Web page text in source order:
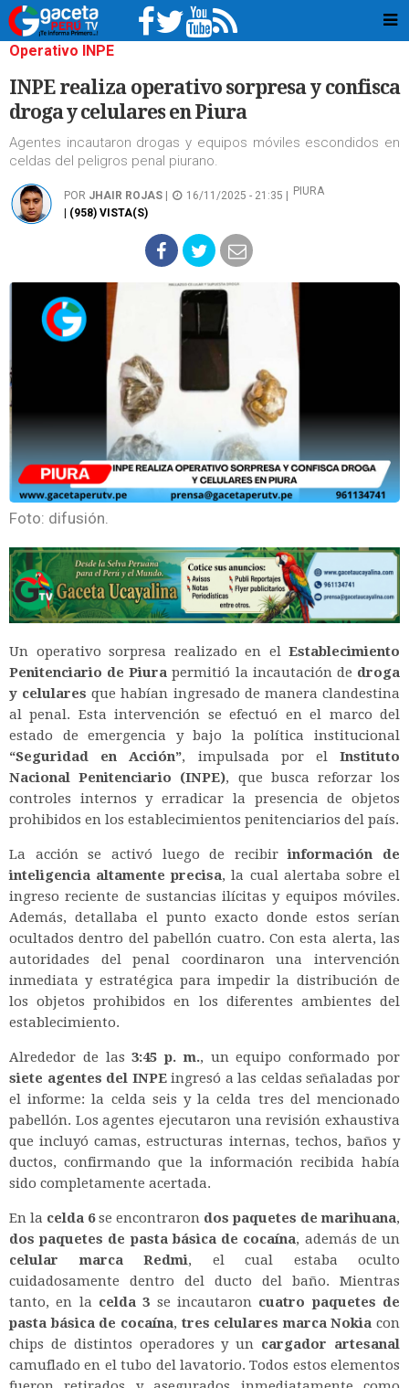
Operativo INPE
INPE realiza operativo sorpresa y confisca
droga y celulares en Piura
Agentes incautaron drogas y equipos móviles escondidos en
celdas del peligros penal piurano.
POR JHAIR ROJAS 16/11/2025 - 21:35 |
PIURA
| (958) VISTA(S)
Foto: difusión.
Un operativo sorpresa realizado en el Establecimiento
Penitenciario de Piura permitió la incautación de droga
y celulares que habían ingresado de manera clandestina
al penal. Esta intervención se efectuó en el marco del
estado de emergencia y bajo la política institucional
“Seguridad en Acción”, impulsada por elInstituto
Nacional Penitenciario (INPE), que busca reforzar los
controles internos y erradicar la presencia de objetos
prohibidos en los establecimientos penitenciarios del país.
La acción se activó luego de recibirinformación de
inteligencia altamente precisa, la cual alertaba sobre el
ingreso reciente de sustancias ilícitas y equipos móviles.
Además, detallaba el punto exacto donde estos serían
ocultados dentro del pabellón cuatro. Con esta alerta, las
autoridades del penal coordinaron una intervención
inmediata y estratégica para impedir la distribución de
los objetos prohibidos en los diferentes ambientes del
establecimiento.
Alrededor de las3:45 p. m., un equipo conformado por
siete agentes del INPEingresó a las celdas señaladas por
el informe: la celda seis y la celda tres del mencionado
pabellón. Los agentes ejecutaron una revisión exhaustiva
que incluyó camas, estructuras internas, techos, baños y
ductos, confirmando que la información recibida había
sido completamente acertada.
En la celda 6se encontraron dos paquetes de marihuana,
dos paquetes de pasta básica de cocaína, además de un
celular marca Redmi, el cual estaba oculto
cuidadosamente dentro del ducto del baño. Mientras
tanto, en la celda 3 se incautaron cuatro paquetes de
pasta básica de cocaína, tres celulares marca Nokia con
chips de distintos operadores y un cargador artesanal
camuflado en el tubo del lavatorio. Todos estos elementos